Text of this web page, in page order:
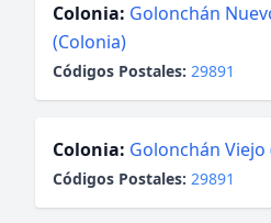
Colonia: Golonchán
(Colonia)
Códigos Postales: 29891
Colonia: Golonchán Viejo
Códigos Postales: 29891